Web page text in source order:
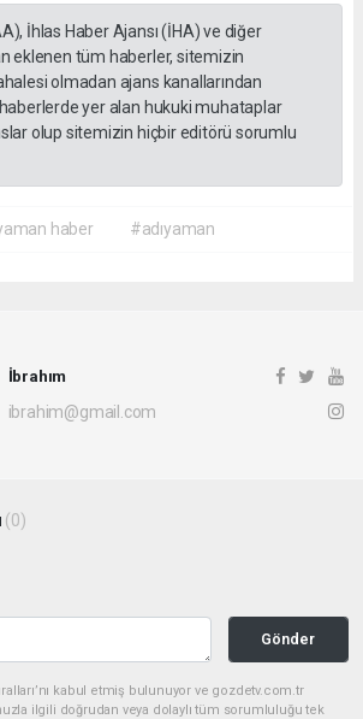
İhlas Haber Ajansı (İHA) ve diğer
eklenen tüm haberler, sitemizin
olmadan ajans kanallarından
yer alan hukuki muhataplar
olup sitemizin hiçbir editörü sorumlu
haber #adıyaman
İbrahım
ibrahim@gmail.com
(0)
Gönder
kabul etmiş bulunuyor ve gozdetv.com.tr
ilgili doğrudan veya dolaylı tüm sorumluluğu tek